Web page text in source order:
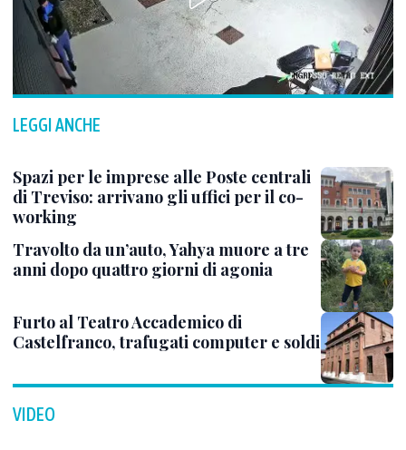
LEGGI ANCHE
Spazi per le imprese alle Poste centrali
di Treviso: arrivano gli uffici per il co-
working
Travolto da un’auto, Yahya muore a tre
anni dopo quattro giorni di agonia
Furto al Teatro Accademico di
Castelfranco, trafugati computer e soldi
VIDEO